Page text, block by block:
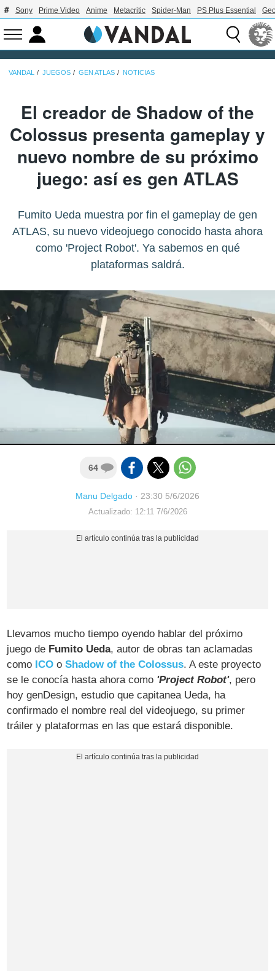
Sony Prime Video Anime Metacritic Spider-Man PS Plus Essential
VANDAL JUEGOS GEN ATLAS NOTICIAS
El creador de Shadow of the
Colossus presenta gameplay y
nuevo nombre de su próximo
juego: así es gen ATLAS
Fumito Ueda muestra por fin el gameplay de gen
ATLAS, su nuevo videojuego conocido hasta ahora
como 'Project Robot'. Ya sabemos en qué
plataformas saldrá.
64
Manu Delgado · 23:30 5/6/2026
Actualizado: 12:11 7/6/2026
Llevamos mucho tiempo oyendo hablar del próximo
juego de Fumito Ueda, autor de obras tan aclamadas
como ICO oShadow of the Colossus. A este proyecto
se le conocía hasta ahora como 'Project Robot', pero
hoy genDesign, estudio que capitanea Ueda, ha
confirmado el nombre real del videojuego, su primer
tráiler y plataformas en las que estará disponible.